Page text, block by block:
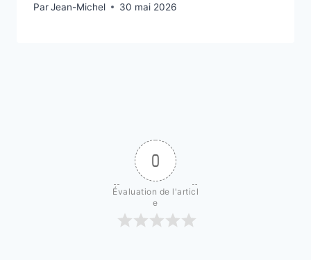
ParJean-Michel
30 mai 2026 30 mai 2026
0
Évaluation de l'articl
e